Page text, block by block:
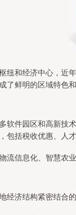
纽和经济中心，
了鲜明的区域特色和
软件园区和高新
括税收优惠、人
信息化、智慧农
经济结构紧密结合的